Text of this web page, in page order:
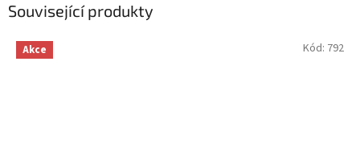
Související produkty
Akce Kód: 792